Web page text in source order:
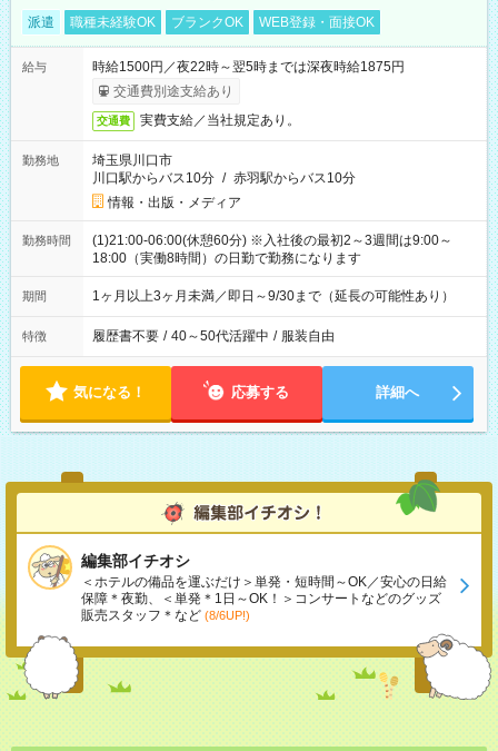
派遣 職種未経験OK ブランクOK WEB登録・面接OK
給与
時給1500円／夜22時～翌5時までは深夜時給1875円
交通費別途支給あり
交通費 実費支給／当社規定あり。
勤務地
埼玉県川口市
川口駅からバス10分 / 赤羽駅からバス10分
情報・出版・メディア
勤務時間
(1)21:00-06:00(休憩60分) ※入社後の最初2～3週間は9:00～
18:00（実働8時間）の日勤で勤務になります
期間 1ヶ月以上3ヶ月未満／即日～9/30まで（延長の可能性あり）
特徴 履歴書不要 / 40～50代活躍中 / 服装自由
気になる！ 応募する 詳細へ
編集部イチオシ
＜ホテルの備品を運ぶだけ＞単発・短時間～OK／安心の日給
保障＊夜勤、＜単発＊1日～OK！＞コンサートなどのグッズ
販売スタッフ＊など (8/6UP!)